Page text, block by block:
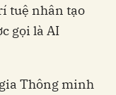
tuệ nhân tạo
gọi là AI
Thông minh